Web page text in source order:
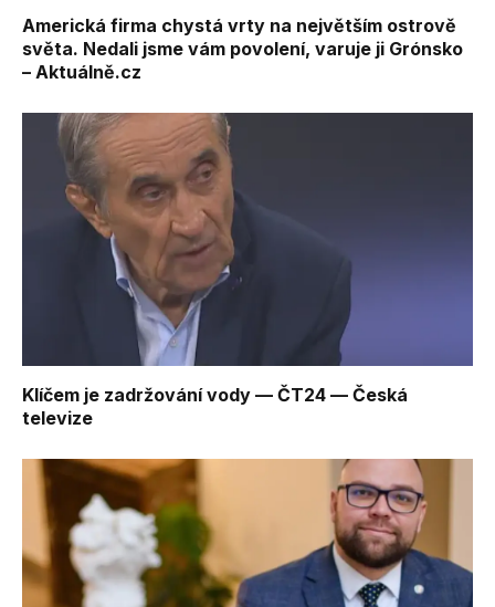
Americká firma chystá vrty na největším ostrově
světa. Nedali jsme vám povolení, varuje ji Grónsko
– Aktuálně.cz
Klíčem je zadržování vody — ČT24 — Česká
televize